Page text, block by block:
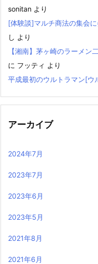
sonitan より
[体験談]マルチ商法の集会
し より
【湘南】茅ヶ崎のラーメン
に フッティ より
平成最初のウルトラマン[ウ
アーカイブ
2024年7月
2023年7月
2023年6月
2023年5月
2021年8月
2021年6月